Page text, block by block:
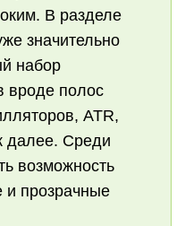
В разделе
значительно
набор
вроде полос
ATR,
далее. Среди
возможность
прозрачные